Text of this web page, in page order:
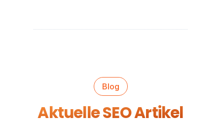
Blog
Aktuelle SEO Artikel